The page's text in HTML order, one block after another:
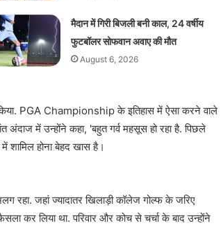
मैदान में गिरी बिजली बनी काल, 24 वर्षीय
फुटबॉलर सोफवान अवाए की मौत
August 6, 2026
PGA Championship के इतिहास में ऐसा करने वाले
अंदाज में उन्होंने कहा, 'बहुत गर्व महसूस हो रहा है. पिछले
शामिल होना बेहद खास है।
रहा. जहां ज्यादातर खिलाड़ी कॉलेज गोल्फ के जरिए
कर लिया था. परिवार और कोच से चर्चा के बाद उन्होंने